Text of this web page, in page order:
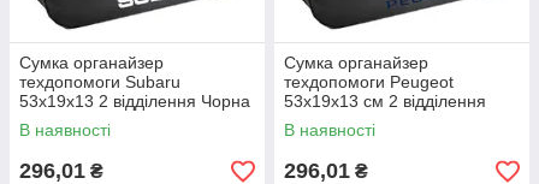
Сумка органайзер
техдопомоги Subaru
53х19х13 2 відділення Чорна
В наявності
296,01 ₴
Сумка органайзер
техдопомоги Peugeot
53х19х13 см 2 відділення
Чорна
В наявності
296,01 ₴